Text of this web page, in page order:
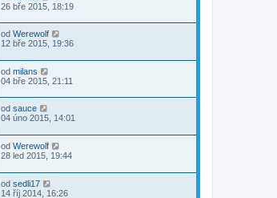
26 bře 2015, 18:19
od Werewolf
12 bře 2015, 19:36
od milans
04 bře 2015, 21:11
od sauce
04 úno 2015, 14:01
od Werewolf
28 led 2015, 19:44
od sedli17
14 říj 2014, 16:26